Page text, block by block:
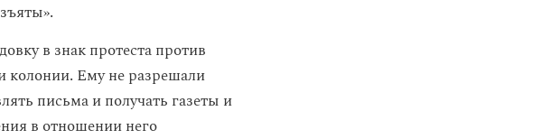
в знак протеста против
колонии. Ему не разрешали
письма и получать газеты и
в отношении него